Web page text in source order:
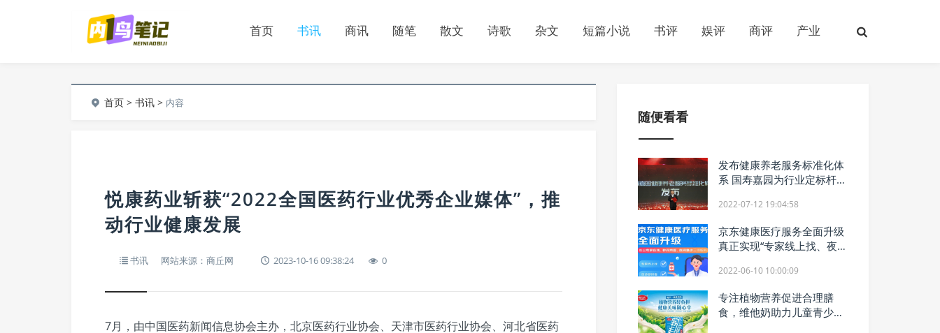
首页 书讯 商讯 随笔 散文 诗歌 杂文 短篇小说 书评 娱评 商评 产业
首页 >书讯 > 内容
悦康药业斩获“2022全国医药行业优秀企业媒体”，推
动行业健康发展
书讯 网站来源：商丘网 2023-10-16 09:38:24 0
7月，由中国医药新闻信息协会主办，北京医药行业协会、天津市医药行业协会、河北省医药
随便看看
发布健康养老服务标准化体
系 国寿嘉园为行业定标杆为
2022-07-12 19:04:58
京东健康医疗服务全面升级
真正实现“专家线上找、夜诊
2022-06-10 10:00:09
专注植物营养促进合理膳
食，维他奶助力儿童青少年